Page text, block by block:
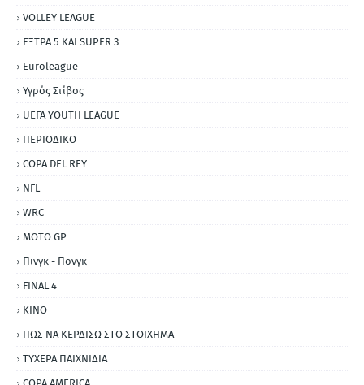
VOLLEY LEAGUE
ΕΞΤΡΑ 5 ΚΑΙ SUPER 3
Εuroleague
Υγρός Στίβος
UEFA YOUTH LEAGUE
ΠΕΡΙΟΔΙΚΟ
COPA DEL REY
NFL
WRC
MOTO GP
Πινγκ - Πονγκ
FINAL 4
ΚΙΝΟ
ΠΩΣ ΝΑ ΚΕΡΔΙΣΩ ΣΤΟ ΣΤΟΙΧΗΜΑ
ΤΥΧΕΡΑ ΠΑΙΧΝΙΔΙΑ